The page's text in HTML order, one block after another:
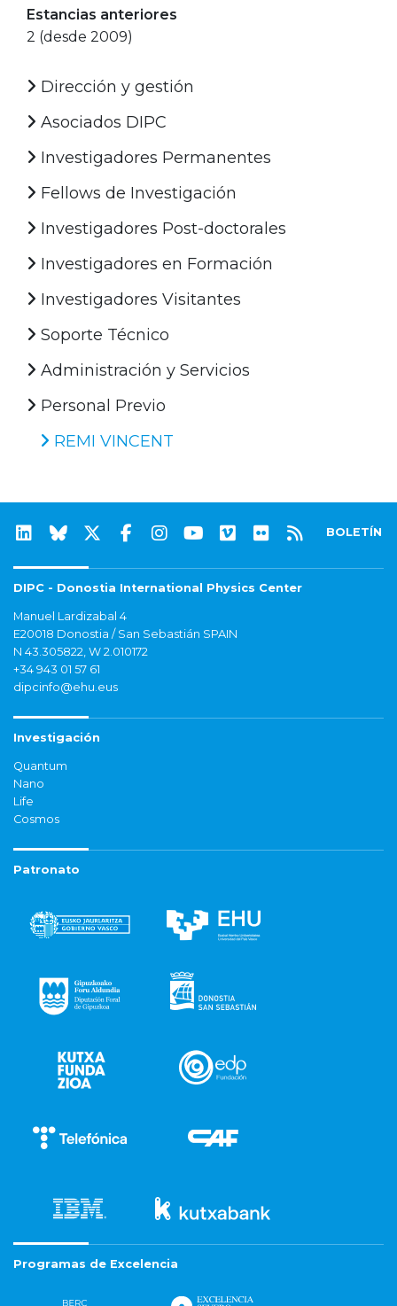
Estancias anteriores
2 (desde 2009)
Dirección y gestión
Asociados DIPC
Investigadores Permanentes
Fellows de Investigación
Investigadores Post-doctorales
Investigadores en Formación
Investigadores Visitantes
Soporte Técnico
Administración y Servicios
Personal Previo
REMI VINCENT
BOLETÍN
DIPC - Donostia International Physics Center
Manuel Lardizabal 4
E20018 Donostia / San Sebastián SPAIN
N 43.305822, W 2.010172
+34 943 01 57 61
dipcinfo@ehu.eus
Investigación
Quantum
Nano
Life
Cosmos
Patronato
Programas de Excelencia